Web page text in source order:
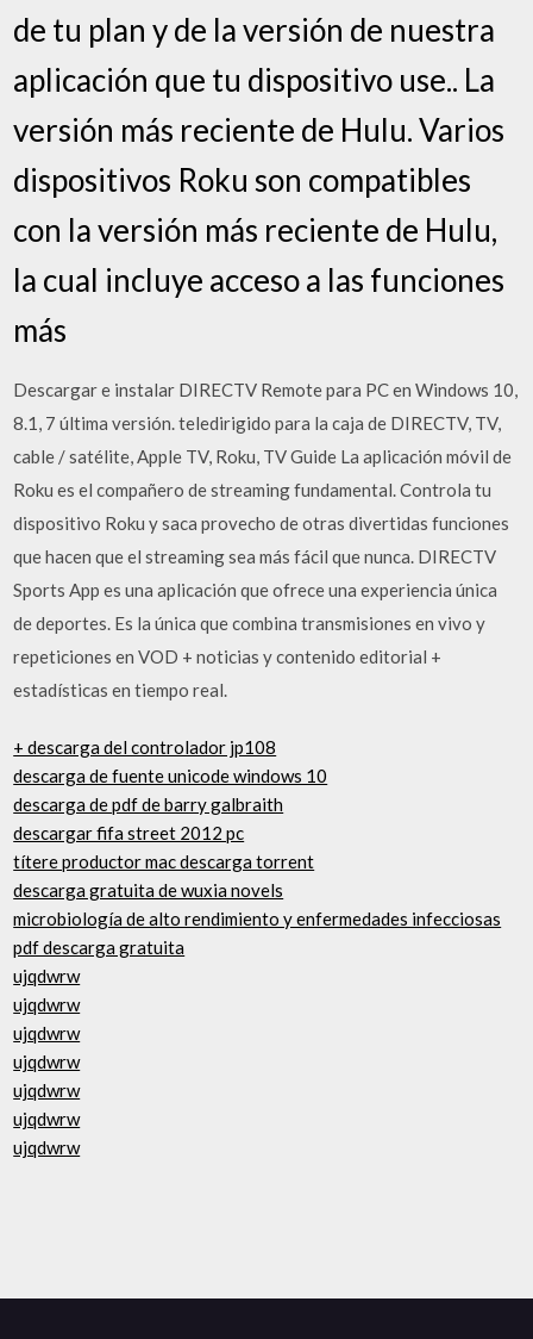
de tu plan y de la versión de nuestra
aplicación que tu dispositivo use.. La
versión más reciente de Hulu. Varios
dispositivos Roku son compatibles
con la versión más reciente de Hulu,
la cual incluye acceso a las funciones
más
Descargar e instalar DIRECTV Remote para PC en Windows 10,
8.1, 7 última versión. teledirigido para la caja de DIRECTV, TV,
cable / satélite, Apple TV, Roku, TV Guide La aplicación móvil de
Roku es el compañero de streaming fundamental. Controla tu
dispositivo Roku y saca provecho de otras divertidas funciones
que hacen que el streaming sea más fácil que nunca. DIRECTV
Sports App es una aplicación que ofrece una experiencia única
de deportes. Es la única que combina transmisiones en vivo y
repeticiones en VOD + noticias y contenido editorial +
estadísticas en tiempo real.
+ descarga del controlador jp108
descarga de fuente unicode windows 10
descarga de pdf de barry galbraith
descargar fifa street 2012 pc
títere productor mac descarga torrent
descarga gratuita de wuxia novels
microbiología de alto rendimiento y enfermedades infecciosas
pdf descarga gratuita
ujqdwrw
ujqdwrw
ujqdwrw
ujqdwrw
ujqdwrw
ujqdwrw
ujqdwrw